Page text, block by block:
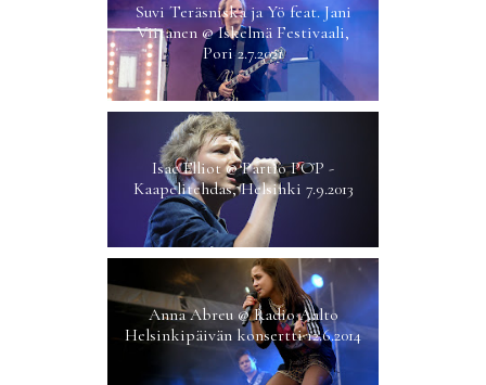
Suvi Teräsniska ja Yö feat. Jani
Viitanen @ Iskelmä Festivaali,
Pori 2.7.2021
Isac Elliot @ Partio POP -
Kaapelitehdas, Helsinki 7.9.2013
Anna Abreu @ Radio Aalto
Helsinkipäivän konsertti 12.6.2014